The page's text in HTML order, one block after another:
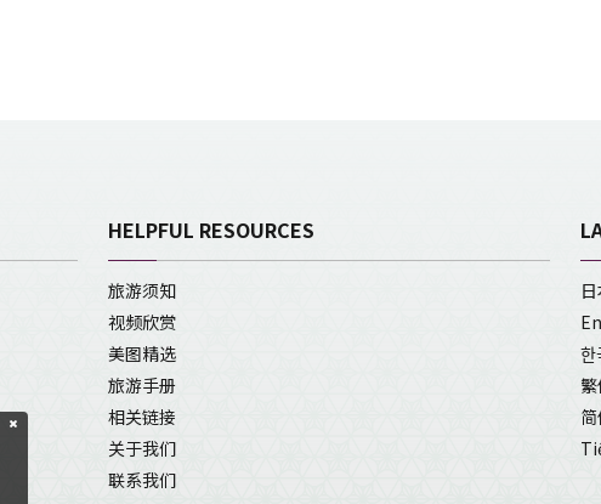
HELPFUL RESOURCES
旅游须知
视频欣赏
美图精选
旅游手册
相关链接
关于我们
联系我们
한